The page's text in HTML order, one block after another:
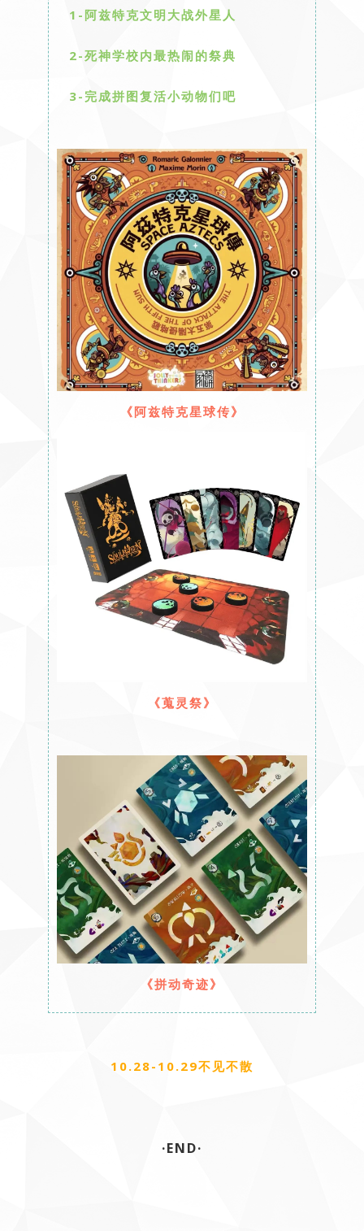
1-阿兹特克文明大战外星人
2-死神学校内最热闹的祭典
3-完成拼图复活小动物们吧
《阿兹特克星球传》
《蒐灵祭》
《拼动奇迹》
10.28-10.29不见不散
·END·